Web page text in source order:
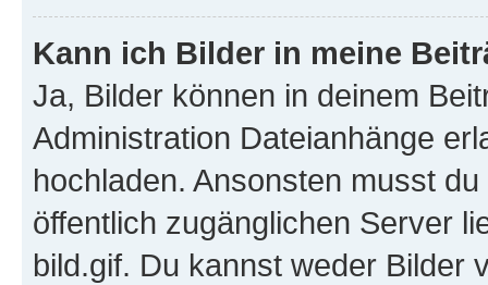
Kann ich Bilder in meine
Ja, Bilder können in deinem
Administration Dateianhänge
hochladen. Ansonsten musst
öffentlich zugänglichen Server
bild.gif. Du kannst weder Bilder